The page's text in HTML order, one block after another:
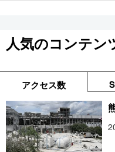
人気のコンテン
アクセス数